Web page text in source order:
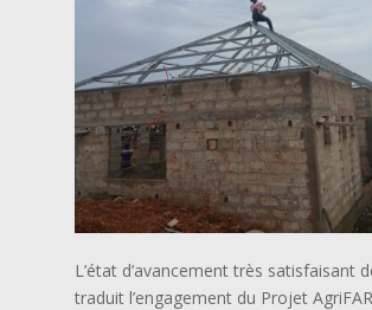
L’état d’avancement très satisfaisant
traduit l’engagement du Projet